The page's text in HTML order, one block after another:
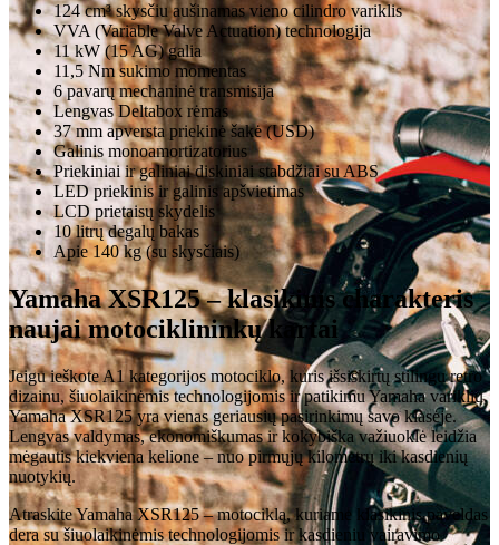
124 cm³ skysčiu aušinamas vieno cilindro variklis
VVA (Variable Valve Actuation) technologija
11 kW (15 AG) galia
11,5 Nm sukimo momentas
6 pavarų mechaninė transmisija
Lengvas Deltabox rėmas
37 mm apversta priekinė šakė (USD)
Galinis monoamortizatorius
Priekiniai ir galiniai diskiniai stabdžiai su ABS
LED priekinis ir galinis apšvietimas
LCD prietaisų skydelis
10 litrų degalų bakas
Apie 140 kg (su skysčiais)
Yamaha XSR125 – klasikinis charakteris
naujai motociklininkų kartai
Jeigu ieškote A1 kategorijos motociklo, kuris išsiskirtų stilingu retro
dizainu, šiuolaikinėmis technologijomis ir patikimu Yamaha varikliu,
Yamaha XSR125 yra vienas geriausių pasirinkimų savo klasėje.
Lengvas valdymas, ekonomiškumas ir kokybiška važiuoklė leidžia
mėgautis kiekviena kelione – nuo pirmųjų kilometrų iki kasdienių
nuotykių.
Atraskite Yamaha XSR125 – motociklą, kuriame klasikinis paveldas
dera su šiuolaikinėmis technologijomis ir kasdieniu vairavimo